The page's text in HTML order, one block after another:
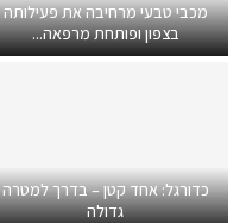
מכבי טבעי מרחיבה את פעילותה
בצפון ופותחת מרפאה...
כדורגל: אחד קטן – בדרך למטרה
גדולה